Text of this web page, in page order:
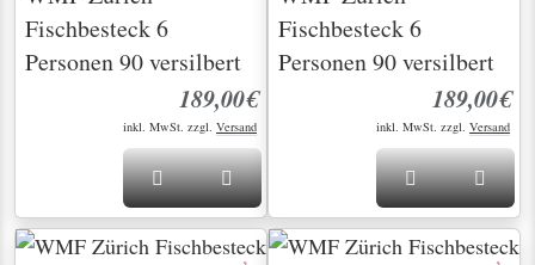
Fischbesteck 6
Personen 90 versilbert
189,00€
inkl. MwSt. zzgl. Versand
Fischbesteck 6
Personen 90 versilbert
189,00€
inkl. MwSt. zzgl. Versand